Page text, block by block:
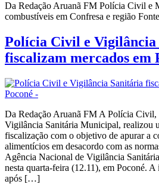
Da Redação Aruanã FM Polícia Civil e
combustíveis em Confresa e região
Polícia Civil e
fiscalizam mercados em
Da Redação Aruanã FM A Polícia Civil,
Vigilância Sanitária Municipal, realizou
fiscalização com o objetivo de apurar a
alimentícios em desacordo com as
Agência Nacional de Vigilância
nesta quarta-feira (12.11), em Poconé.
após […]